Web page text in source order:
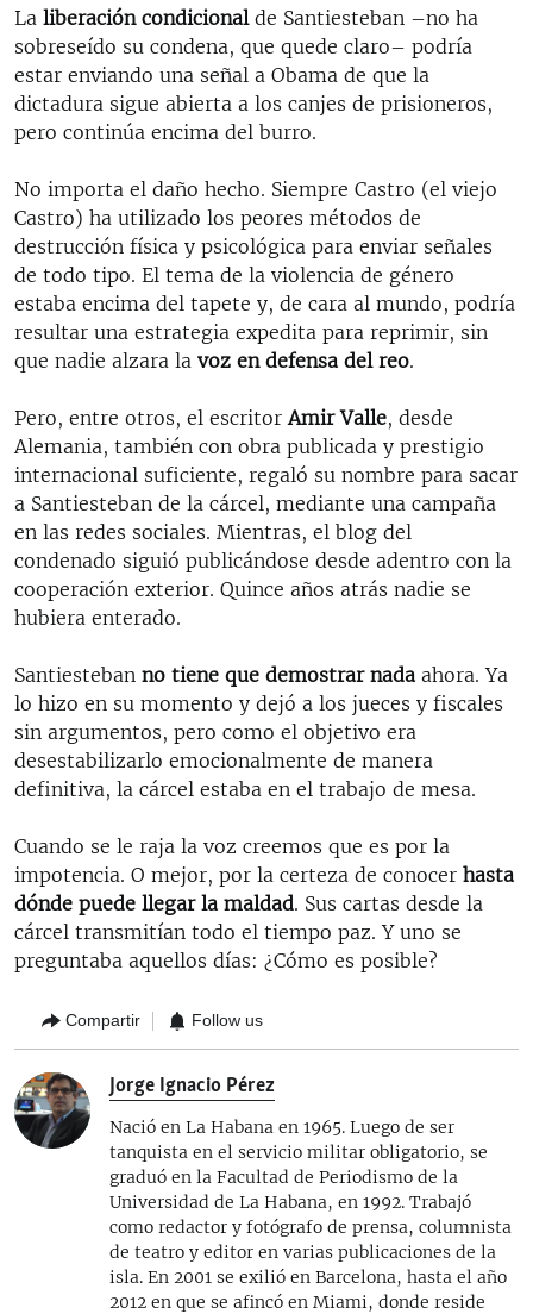
La liberación condicional de Santiesteban –no ha
sobreseído su condena, que quede claro– podría
estar enviando una señal a Obama de que la
dictadura sigue abierta a los canjes de prisioneros,
pero continúa encima del burro.
No importa el daño hecho. Siempre Castro (el viejo
Castro) ha utilizado los peores métodos de
destrucción física y psicológica para enviar señales
de todo tipo. El tema de la violencia de género
estaba encima del tapete y, de cara al mundo, podría
resultar una estrategia expedita para reprimir, sin
que nadie alzara la voz en defensa del reo.
Pero, entre otros, el escritor Amir Valle, desde
Alemania, también con obra publicada y prestigio
internacional suficiente, regaló su nombre para sacar
a Santiesteban de la cárcel, mediante una campaña
en las redes sociales. Mientras, el blog del
condenado siguió publicándose desde adentro con la
cooperación exterior. Quince años atrás nadie se
hubiera enterado.
Santiesteban no tiene que demostrar nada ahora. Ya
lo hizo en su momento y dejó a los jueces y fiscales
sin argumentos, pero como el objetivo era
desestabilizarlo emocionalmente de manera
definitiva, la cárcel estaba en el trabajo de mesa.
Cuando se le raja la voz creemos que es por la
impotencia. O mejor, por la certeza de conocer hasta
dónde puede llegar la maldad. Sus cartas desde la
cárcel transmitían todo el tiempo paz. Y uno se
preguntaba aquellos días: ¿Cómo es posible?
Compartir Follow us
Jorge Ignacio Pérez
Nació en La Habana en 1965. Luego de ser
tanquista en el servicio militar obligatorio, se
graduó en la Facultad de Periodismo de la
Universidad de La Habana, en 1992. Trabajó
como redactor y fotógrafo de prensa, columnista
de teatro y editor en varias publicaciones de la
isla. En 2001 se exilió en Barcelona, hasta el año
2012 en que se afincó en Miami, donde reside